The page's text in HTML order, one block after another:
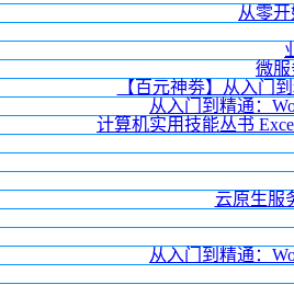
从零
微
【百元神劵】从入门
从入门到精通：
计算机实用技能丛书
云原生服
从入门到精通：